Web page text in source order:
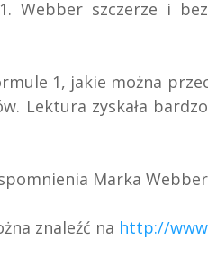
Webber szczerze i
1, jakie można
Lektura zyskała
Marka
znaleźć na http://